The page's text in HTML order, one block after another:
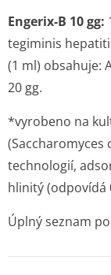
Engerix-B 10 gg:
tegiminis
(1 ml) obsahuje:
20 gg.
*vyrobeno na
(Saccharomyces
technologií,
hlinitý (odpovídá
Úplný seznam